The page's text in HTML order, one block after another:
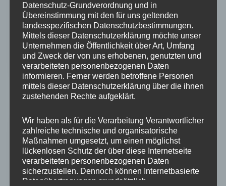
Praxisnah
Ich bringe klare Impulse und
lösungsorientierte Ansätze, die direkt
anwendbar und wirksam sind.
Nachhaltig
Veränderungen sind nur dann erfolgreich,
Datenschutz-Grundverordnung und in
Übereinstimmung mit den für uns geltenden
landesspezifischen Datenschutzbestimmungen.
Mittels dieser Datenschutzerklärung möchte unser
Unternehmen die Öffentlichkeit über Art, Umfang
und Zweck der von uns erhobenen, genutzten und
verarbeiteten personenbezogenen Daten
informieren. Ferner werden betroffene Personen
mittels dieser Datenschutzerklärung über die ihnen
zustehenden Rechte aufgeklärt.
Wir haben als für die Verarbeitung Verantwortlicher
zahlreiche technische und organisatorische
Maßnahmen umgesetzt, um einen möglichst
lückenlosen Schutz der über diese Internetseite
verarbeiteten personenbezogenen Daten
sicherzustellen. Dennoch können Internetbasierte
Datenübertragungen grundsätzlich